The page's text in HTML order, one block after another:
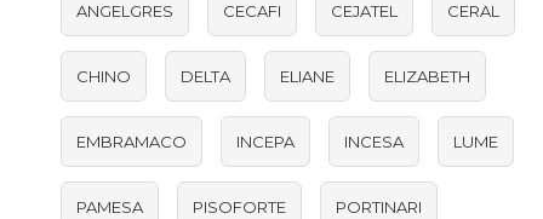
ANGELGRES CECAFI CEJATEL CERAL
CHINO DELTA ELIANE ELIZABETH
EMBRAMACO INCEPA INCESA LUME
PAMESA PISOFORTE PORTINARI